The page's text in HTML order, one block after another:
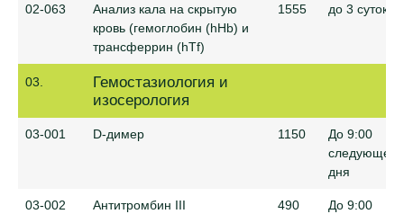
02-063
Анализ кала на скрытую
кровь (гемоглобин (hHb) и
трансферрин (hTf)
1555 до 3 суток
03.
Гемостазиология и
изосерология
03-001 D-димер 1150
До 9:00
следующего
дня
03-002 Антитромбин III 490
До 9:00